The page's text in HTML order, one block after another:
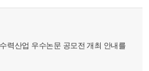
력산업 우수논문 공모전 개최 안내를